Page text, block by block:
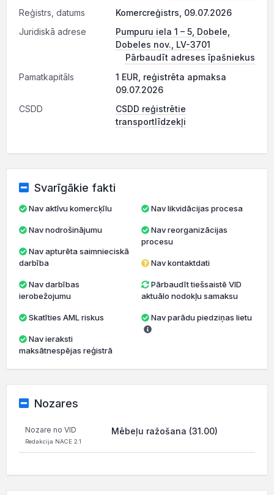
Reģistrs, datums
Komercreģistrs, 09.07.2026
Juridiskā adrese
Pumpuru iela 1 – 5, Dobele,
Dobeles nov., LV-3701
Pārbaudīt adreses īpašniekus
Pamatkapitāls
1 EUR, reģistrēta apmaksa
09.07.2026
CSDD
CSDD reģistrētie
transportlīdzekļi
Svarīgākie fakti
Nav aktīvu komercķīlu
Nav nodrošinājumu
darbība
ierobežojumu
Skatīties AML riskus
maksātnespējas reģistrā
Nav likvidācijas procesa
Nav reorganizācijas
procesu
Nav kontaktdati
Pārbaudīt tiešsaistē VID
aktuālo nodokļu samaksu
Nav parādu piedziņas lietu
Nozares
Nozare no VID
Redakcija NACE 2.1
Mēbeļu ražošana (31.00)